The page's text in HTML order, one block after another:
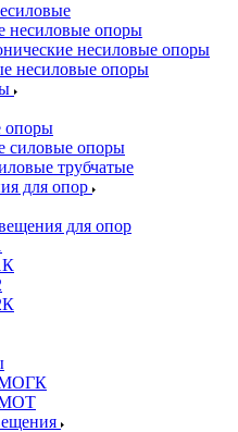
несиловые опоры
несиловые опоры
несиловые опоры
опоры
силовые опоры
трубчатые
для опор
для опор
МОГК
МОТ